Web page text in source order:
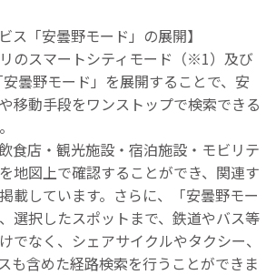
ス「安曇野モード」の展開】
リのスマートシティモード（※1）及び
曇野モード」を展開することで、安
移動⼿段をワンストップで検索できる
食店・観光施設・宿泊施設・モビリテ
地図上で確認することができ、関連す
載しています。さらに、「安曇野モー
選択したスポットまで、鉄道やバス等
でなく、シェアサイクルやタクシー、
も含めた経路検索を行うことができま